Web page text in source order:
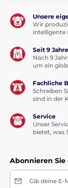
gut
einfache
Vibration
Modell für
schnelles
Nachteile
keine
Unsere
Wir
intelligente
Seit 9
Nach 9
um ein
Fachliche
Schreiben
sind in der
Service
Unser
bietet, was
Abonnieren
Gib deine E-